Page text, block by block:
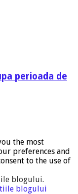
perioada de
the most
preferences and
to the use of
blogului.
blogului